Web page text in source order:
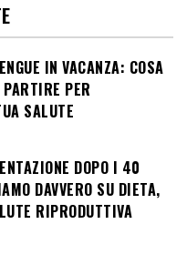
IN VACANZA: COSA
PER
SALUTE
DOPO I 40
DAVVERO SU DIETA,
RIPRODUTTIVA